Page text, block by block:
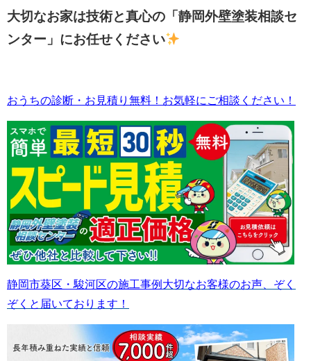
大切なお家は技術と真心の「静岡外壁塗装相談セ
ンター」にお任せください
おうちの診断・お見積り無料！お気軽にご相談ください！
静岡市葵区・駿河区の施工事例 大切なお客様のお声、ぞく
ぞくと届いております！